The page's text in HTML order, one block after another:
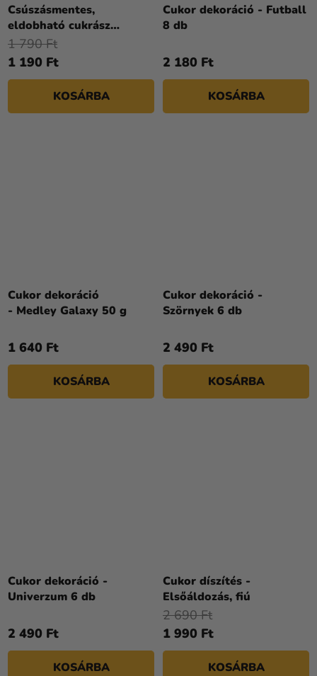
Csúszásmentes,
eldobható cukrász
zacskók 46 cm / 10 db
1 190 Ft
1 790 Ft
KOSÁRBA
Cukor dekoráció - Futball
8 db
2 180 Ft
KOSÁRBA
Cukor dekoráció
- Medley Galaxy 50 g
1 640 Ft
KOSÁRBA
Cukor dekoráció -
Szörnyek 6 db
2 490 Ft
KOSÁRBA
Cukor dekoráció -
Univerzum 6 db
2 490 Ft
KOSÁRBA
Cukor díszítés -
Elsőáldozás, fiú
1 990 Ft
2 690 Ft
KOSÁRBA